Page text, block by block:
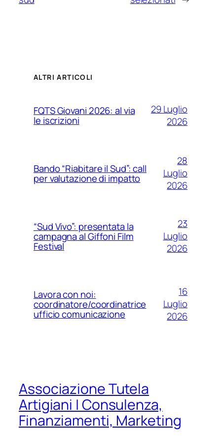
ALTRI ARTICOLI
FQTS Giovani 2026: al via
le iscrizioni
29 Luglio
2026
Bando “Riabitare il Sud”: call
per valutazione di impatto
28
Luglio
2026
“Sud Vivo”: presentata la
campagna al Giffoni Film
Festival
23
Luglio
2026
Lavora con noi:
coordinatore/coordinatrice
ufficio comunicazione
16
Luglio
2026
Associazione Tutela
Artigiani | Consulenza,
Finanziamenti, Marketing